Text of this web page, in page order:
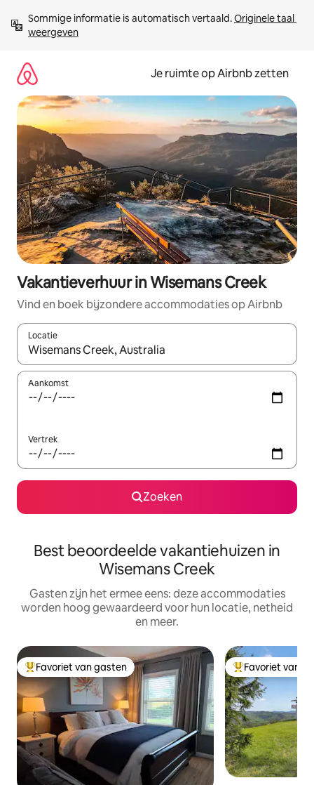
direct
naar
Sommige informatie is automatisch vertaald. Originele taal
weergeven
Je ruimte op Airbnb zetten
Vakantieverhuur in Wisemans Creek
Vind en boek bijzondere accommodaties op Airbnb
Locatie
Wanneer er suggesties beschikbaar zijn, maak je een keuze
Aankomst
Vertrek
Zoeken
Best beoordeelde vakantiehuizen in
Wisemans Creek
Gasten zijn het ermee eens: deze accommodaties
worden hoog gewaardeerd voor hun locatie, netheid
en meer.
Topfavoriet van gasten
Favoriet van gasten Topfavoriet van
Favoriet van